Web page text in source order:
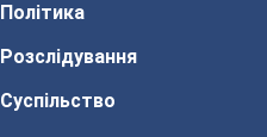
Політика
Розслідування
Суспільство